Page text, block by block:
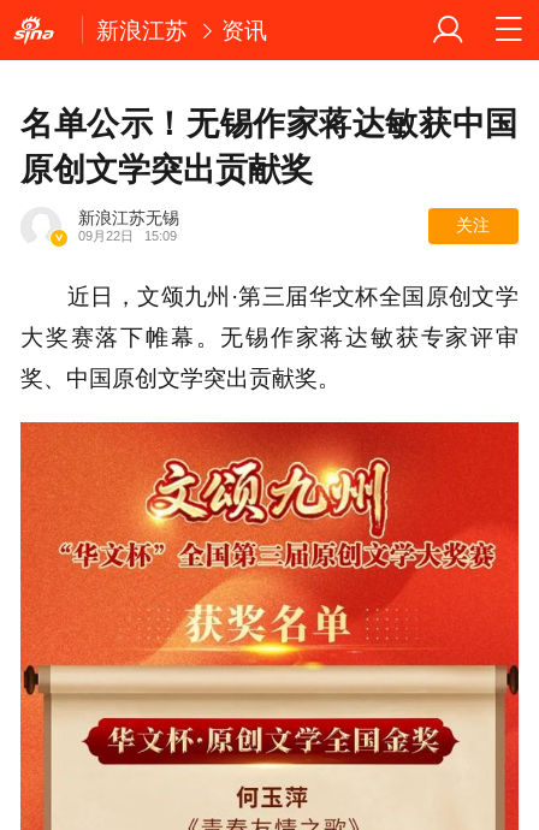
新浪江苏 资讯
名单公示！无锡作家蒋达敏获中国
原创文学突出贡献奖
新浪江苏无锡
09月22日 15:09
关注
近日，文颂九州·第三届华文杯全国原创文学
大奖赛落下帷幕。无锡作家蒋达敏获专家评审
奖、中国原创文学突出贡献奖。